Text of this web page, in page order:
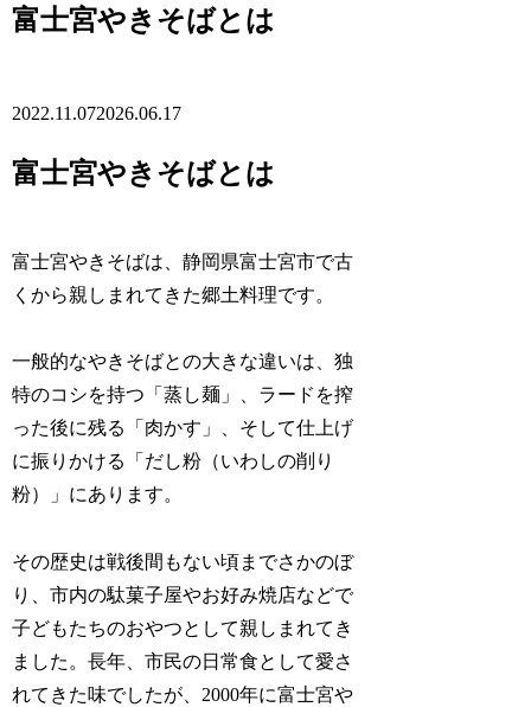
富士宮やきそばとは
2022.11.072026.06.17
富士宮やきそばとは
富士宮やきそばは、静岡県富士宮市で古
くから親しまれてきた郷土料理です。
一般的なやきそばとの大きな違いは、独
特のコシを持つ「蒸し麺」、ラードを搾
った後に残る「肉かす」、そして仕上げ
に振りかける「だし粉（いわしの削り
粉）」にあります。
その歴史は戦後間もない頃までさかのぼ
り、市内の駄菓子屋やお好み焼店などで
子どもたちのおやつとして親しまれてき
ました。長年、市民の日常食として愛さ
れてきた味でしたが、2000年に富士宮や